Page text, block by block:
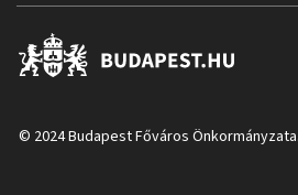
© 2024 Budapest Főváros